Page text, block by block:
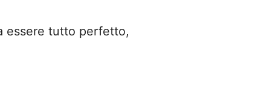
essere tutto perfetto,